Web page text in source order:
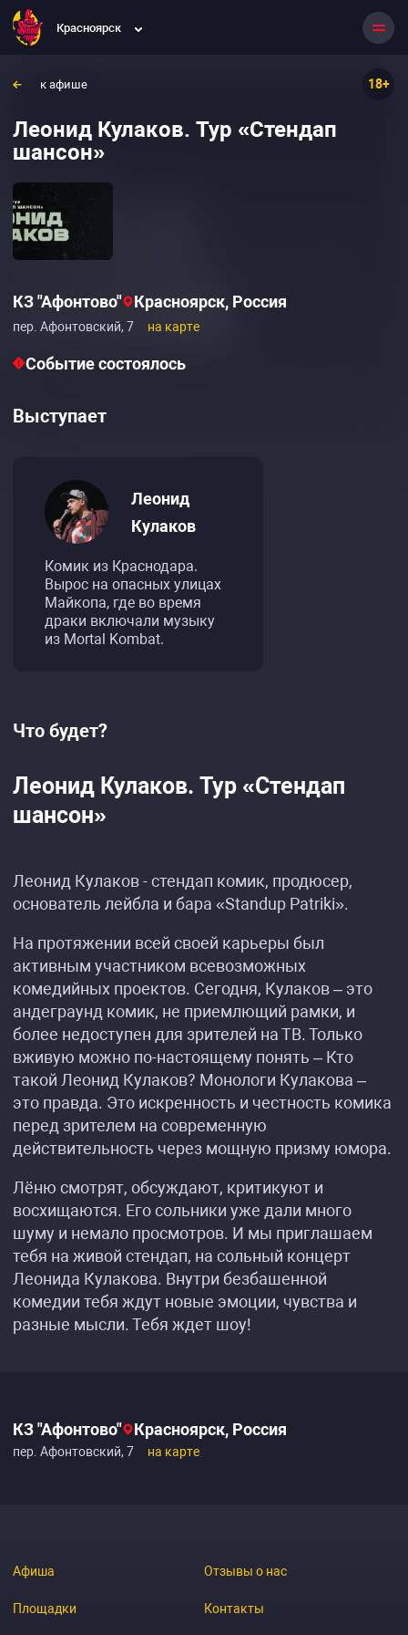
Красноярск
к афише 18+
Леонид Кулаков. Тур «Стендап
шансон»
КЗ "Афонтово" Красноярск, Россия
пер. Афонтовский, 7 на карте
Событие состоялось
Выступает
Леонид
Кулаков
Комик из Краснодара.
Вырос на опасных улицах
Майкопа, где во время
драки включали музыку
из Mortal Kombat.
Что будет?
Леонид Кулаков. Тур «Стендап
шансон»
Леонид Кулаков - стендап комик, продюсер,
основатель лейбла и бара «Standup Patriki».
На протяжении всей своей карьеры был
активным участником всевозможных
комедийных проектов. Сегодня, Кулаков – это
андеграунд комик, не приемлющий рамки, и
более недоступен для зрителей на ТВ. Только
вживую можно по-настоящему понять – Кто
такой Леонид Кулаков? Монологи Кулакова –
это правда. Это искренность и честность комика
перед зрителем на современную
действительность через мощную призму юмора.
Лёню смотрят, обсуждают, критикуют и
восхищаются. Его сольники уже дали много
шуму и немало просмотров. И мы приглашаем
тебя на живой стендап, на сольный концерт
Леонида Кулакова. Внутри безбашенной
комедии тебя ждут новые эмоции, чувства и
разные мысли. Тебя ждет шоу!
КЗ "Афонтово" Красноярск, Россия
пер. Афонтовский, 7 на карте
Афиша
Площадки
Отзывы о нас
Контакты